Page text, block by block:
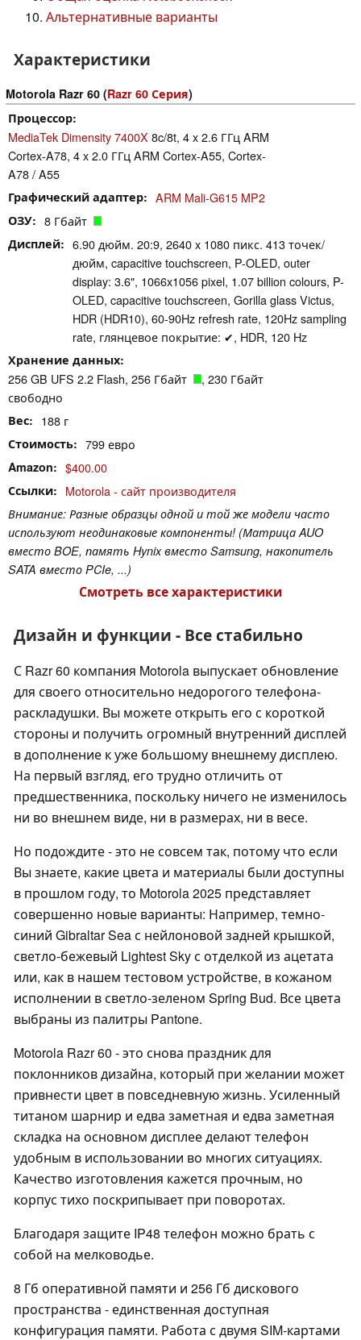
Альтернативные варианты
Характеристики
Motorola Razr 60 (Razr 60 Серия)
Процессор
MediaTek Dimensity 7400X 8c/8t, 4 x 2.6 ГГц ARM
Cortex-A78, 4 x 2.0 ГГц ARM Cortex-A55, Cortex-
A78 / A55
Графический адаптер ARM Mali-G615 MP2
ОЗУ 8 Гбайт
Дисплей
6.90 дюйм. 20:9, 2640 x 1080 пикс. 413 точек/
дюйм, capacitive touchscreen, P-OLED, outer
display: 3.6", 1066x1056 pixel, 1.07 billion colours, P-
OLED, capacitive touchscreen, Gorilla glass Victus,
HDR (HDR10), 60-90Hz refresh rate, 120Hz sampling
rate, глянцевое покрытие: ✔, HDR, 120 Hz
Хранение данных
256 GB UFS 2.2 Flash, 256 Гбайт
, 230 Гбайт
свободно
Вес 188 г
Стоимость 799 евро
Amazon $400.00
Ссылки Motorola - сайт производителя
Внимание: Разные образцы одной и той же модели часто
используют неодинаковые компоненты! (Матрица AUO
вместо BOE, память Hynix вместо Samsung, накопитель
SATA вместо PCIe, ...)
Смотреть все характеристики
Дизайн и функции - Все стабильно
С Razr 60 компания Motorola выпускает обновление
для своего относительно недорогого телефона-
раскладушки. Вы можете открыть его с короткой
стороны и получить огромный внутренний дисплей
в дополнение к уже большому внешнему дисплею.
На первый взгляд, его трудно отличить от
предшественника, поскольку ничего не изменилось
ни во внешнем виде, ни в размерах, ни в весе.
Но подождите - это не совсем так, потому что если
Вы знаете, какие цвета и материалы были доступны
в прошлом году, то Motorola 2025 представляет
совершенно новые варианты: Например, темно-
синий Gibraltar Sea с нейлоновой задней крышкой,
светло-бежевый Lightest Sky с отделкой из ацетата
или, как в нашем тестовом устройстве, в кожаном
исполнении в светло-зеленом Spring Bud. Все цвета
выбраны из палитры Pantone.
Motorola Razr 60 - это снова праздник для
поклонников дизайна, который при желании может
привнести цвет в повседневную жизнь. Усиленный
титаном шарнир и едва заметная и едва заметная
складка на основном дисплее делают телефон
удобным в использовании во многих ситуациях.
Качество изготовления кажется прочным, но
корпус тихо поскрипывает при поворотах.
Благодаря защите IP48 телефон можно брать с
собой на мелководье.
8 Гб оперативной памяти и 256 Гб дискового
пространства - единственная доступная
конфигурация памяти. Работа с двумя SIM-картами